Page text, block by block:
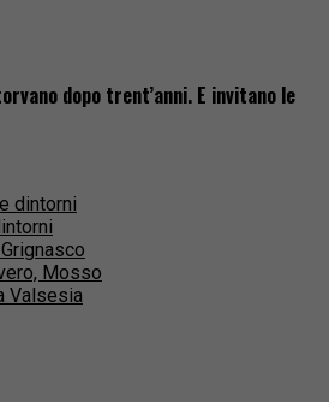
dopo trent’anni. E invitano le
dintorni
Mosso
Valsesia